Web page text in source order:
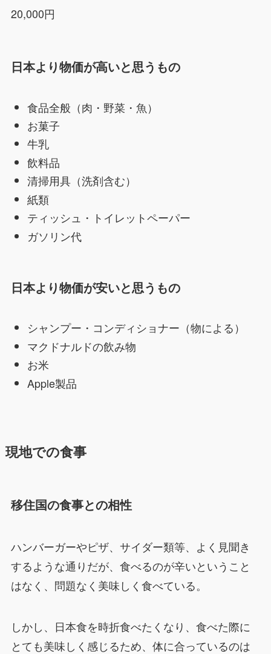
20,000円
日本より物価が高いと思うもの
食品全般（肉・野菜・魚）
お菓子
牛乳
飲料品
清掃用具（洗剤含む）
紙類
ティッシュ・トイレットペーパー
ガソリン代
日本より物価が安いと思うもの
シャンプー・コンディショナー（物による）
マクドナルドの飲み物
お米
Apple製品
現地での食事
移住国の食事との相性
ハンバーガーやピザ、サイダー類等、よく見聞き
するような通りだが、食べるのが辛いということ
はなく、問題なく美味しく食べている。
しかし、日本食を時折食べたくなり、食べた際に
とても美味しく感じるため、体に合っているのは